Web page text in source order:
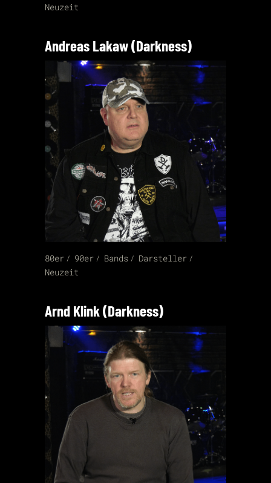
Neuzeit
Andreas Lakaw (Darkness)
80er 90er Bands
Darsteller
Neuzeit
Arnd Klink (Darkness)